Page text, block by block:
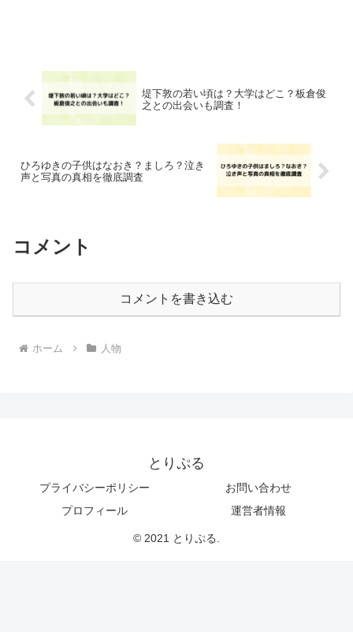
堤下敦の若い頃は？大学はどこ？板倉俊
之との出会いも調査！
ひろゆきの子供はなおき？ましろ？泣き
声と写真の真相を徹底調査
コメント
コメントを書き込む
ホーム 人物
とりぷる
プライバシーポリシー
お問い合わせ
プロフィール
運営者情報
© 2021 とりぷる.